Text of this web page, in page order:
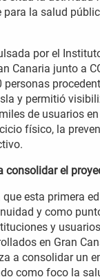
para la salud
por el
Canaria junto a
personas
y permitió
de usuarios
físico, la
consolidar el
que esta primera
y como
y
en Gran
a consolidar un
como foco la